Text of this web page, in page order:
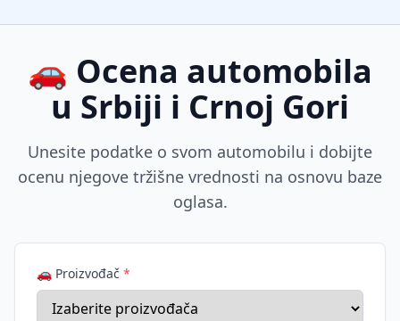
🚗 Ocena automobila
u Srbiji i Crnoj Gori
Unesite podatke o svom automobilu i dobijte
ocenu njegove tržišne vrednosti na osnovu baze
oglasa.
🚗 Proizvođač *